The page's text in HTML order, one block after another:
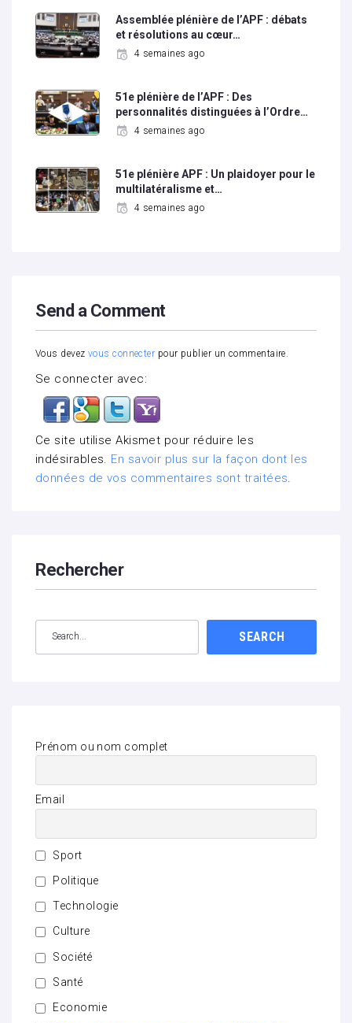
Assemblée plénière de l’APF : débats
et résolutions au cœur…
4 semaines ago
51e plénière de l’APF : Des
personnalités distinguées à l’Ordre…
4 semaines ago
51e plénière APF : Un plaidoyer pour le
multilatéralisme et…
4 semaines ago
Send a Comment
Vous devez vous connecter pour publier un commentaire.
Se connecter avec:
Ce site utilise Akismet pour réduire les
indésirables. En savoir plus sur la façon dont les
données de vos commentaires sont traitées.
Rechercher
SEARCH
Prénom ou nom complet
Email
Sport
Politique
Technologie
Culture
Société
Santé
Economie